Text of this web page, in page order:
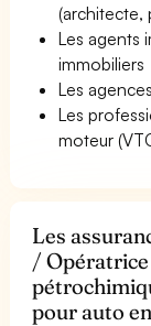
(architecte,
Les agents
immobiliers
Les
Les
moteur
Les
/
pour auto